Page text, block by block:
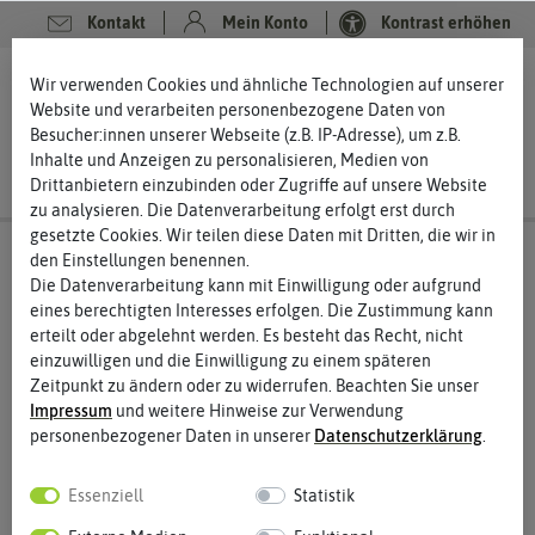
Kontakt Mein Konto Kontrast erhöhen
0 0
ASB Greenworld
Gartenprodukte für eine grüne Welt
ASB Greenworld ist ein Stuttgarter Unternehmen, das sich seit
1958 der Herstellung und dem Vertrieb von hochwertigen
Gartenprodukten widmet. Zum Portfolio gehören Gartenerde,
richten sich an Hobbygärtner:innen aber auch an den
Wir verwenden Cookies und ähnliche Technologien auf unserer
Website und verarbeiten personenbezogene Daten von
Besucher:innen unserer Webseite (z.B. IP-Adresse), um z.B.
Inhalte und Anzeigen zu personalisieren, Medien von
Drittanbietern einzubinden oder Zugriffe auf unsere Website
zu analysieren. Die Datenverarbeitung erfolgt erst durch
gesetzte Cookies. Wir teilen diese Daten mit Dritten, die wir in
den Einstellungen benennen.
Die Datenverarbeitung kann mit Einwilligung oder aufgrund
eines berechtigten Interesses erfolgen. Die Zustimmung kann
erteilt oder abgelehnt werden. Es besteht das Recht, nicht
einzuwilligen und die Einwilligung zu einem späteren
Zeitpunkt zu ändern oder zu widerrufen. Beachten Sie unser
Impressum und weitere Hinweise zur Verwendung
personenbezogener Daten in unserer Daten­schutz­erklärung
Essenziell Statistik